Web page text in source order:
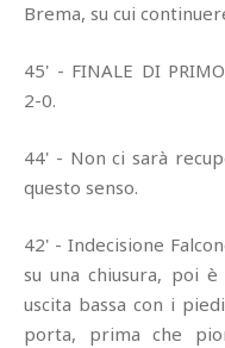
Brema, su cui
45' - FINALE DI PRIMO
2-0.
44' - Non ci sarà
questo senso.
42' - Indecisione
su una chiusura, poi
uscita bassa con i
porta, prima che